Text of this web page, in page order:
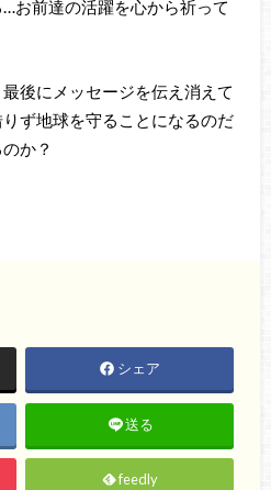
お前達の活躍を心から祈って
後にメッセージを伝え消えて
ず地球を守ることになるのだ
か？
シェア
送る
feedly